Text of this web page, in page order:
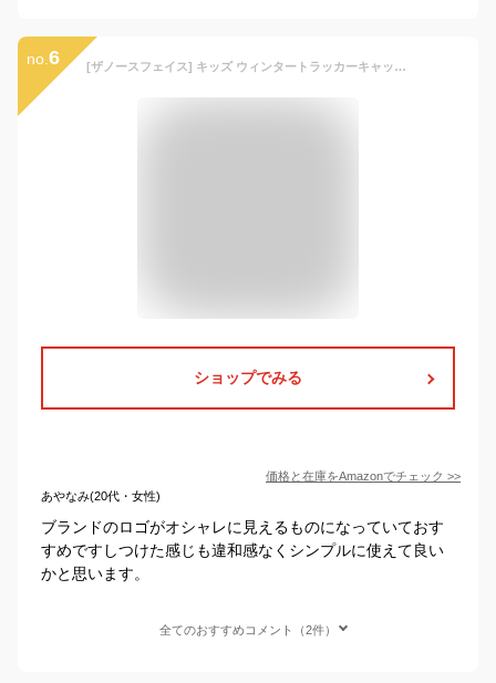
no. 6 [ザノースフェイス] キッズ ウィンタートラッカーキャップ ユニセックス 防寒 保温 オフホワイト L
ショップでみる
価格と在庫をAmazonでチェック >>
あやなみ(20代・女性)
ブランドのロゴがオシャレに見えるものになっていておす
すめですしつけた感じも違和感なくシンプルに使えて良い
かと思います。
全てのおすすめコメント（2件）